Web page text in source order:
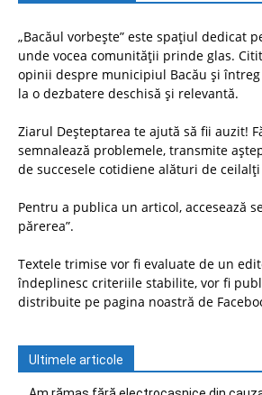
„Bacăul vorbește” este spațiul dedicat
unde vocea comunității prinde glas.
opinii despre municipiul Bacău și
la o dezbatere deschisă și relevantă.
Ziarul Deșteptarea te ajută să fii auzit!
semnalează problemele, transmite
de succesele cotidiene alături de
Pentru a publica un articol, accesează
părerea”.
Textele trimise vor fi evaluate de un
îndeplinesc criteriile stabilite, vor fi
distribuite pe pagina noastră de
Ultimele articole